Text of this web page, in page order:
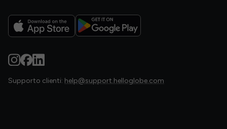
Supporto clienti: help@support.helloglobe.com